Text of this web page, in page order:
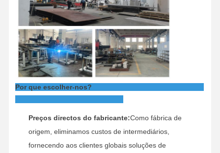
Por que escolher-nos?
Preços directos do fabricante:Como fábrica de
origem, eliminamos custos de intermediários,
fornecendo aos clientes globais soluções de